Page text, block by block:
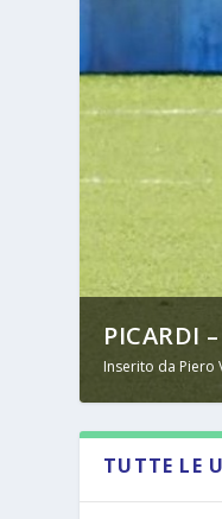
PICARDI
Inserito da Piero
TUTTE LE